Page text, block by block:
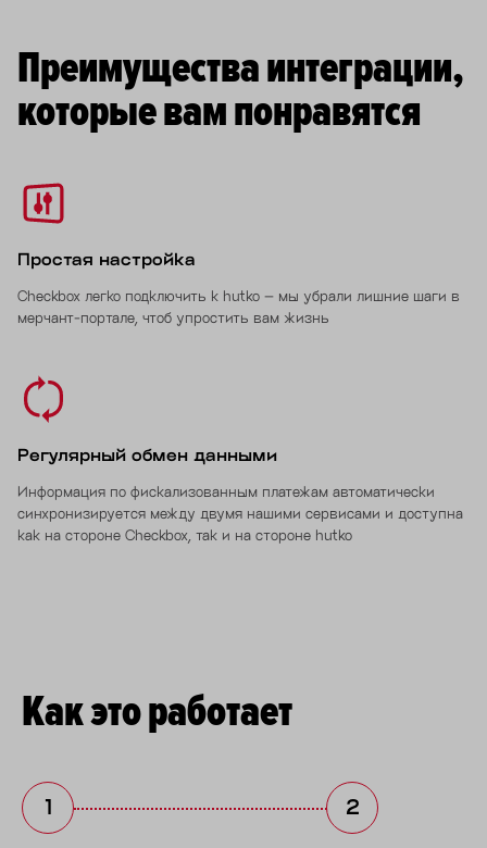
Преимущества интеграции,
которые вам понравятся
Простая настройка
Checkbox легко подключить к hutko – мы убрали лишние шаги в
мерчант-портале, чтоб упростить вам жизнь
Регулярный обмен данными
Информация по фискализованным платежам автоматически
синхронизируется между двумя нашими сервисами и доступна
как на стороне Checkbox, так и на стороне hutko
Как это работает